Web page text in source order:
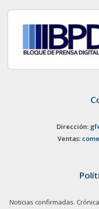
Dirección:
Ventas:
Noticias confirmadas.